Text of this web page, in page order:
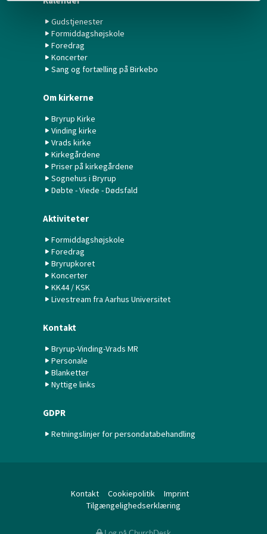
Gudstjenester
Formiddagshøjskole
Foredrag
Koncerter
Sang og fortælling på Birkebo
Om kirkerne
Bryrup Kirke
Vinding kirke
Vrads kirke
Kirkegårdene
Priser på kirkegårdene
Sognehus i Bryrup
Døbte - Viede - Dødsfald
Aktiviteter
Formiddagshøjskole
Foredrag
Bryrupkoret
Koncerter
KK44 / KSK
Livestream fra Aarhus Universitet
Kontakt
Bryrup-Vinding-Vrads MR
Personale
Blanketter
Nyttige links
GDPR
Retningslinjer for persondatabehandling
Kontakt Cookiepolitik
Imprint
Tilgængelighedserklæring